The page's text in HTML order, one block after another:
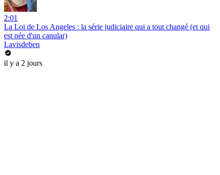
2:01
La Loi de Los Angeles : la série judiciaire qui a tout changé (et qui
est née d'un canular)
Lavisdeben
il y a 2 jours